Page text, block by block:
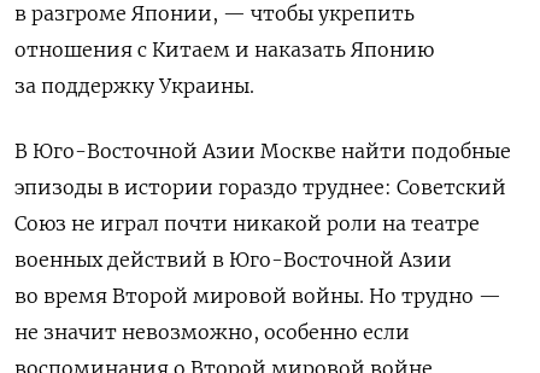
в разгроме Японии, — чтобы укрепить
отношения с Китаем и наказать Японию
за поддержку Украины.
В Юго-Восточной Азии Москве найти подобные
эпизоды в истории гораздо труднее: Советский
Союз не играл почти никакой роли на театре
военных действий в Юго-Восточной Азии
во время Второй мировой войны. Но трудно —
не значит невозможно, особенно если